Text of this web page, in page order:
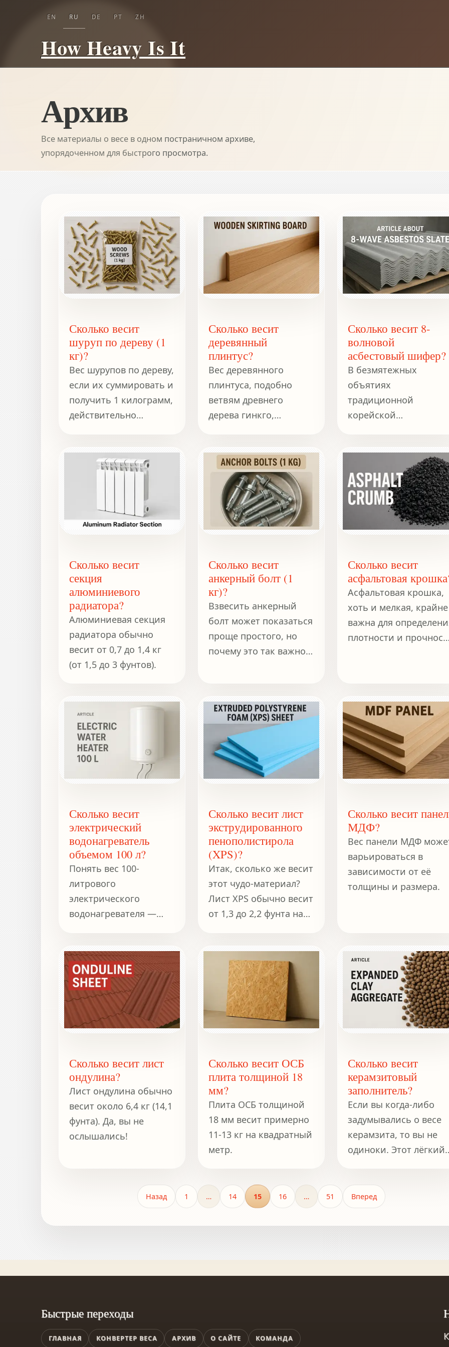
How Heavy Is It
EN RU DE PT ZH
Архив
Все материалы о весе в одном постраничном архиве,
упорядоченном для быстрого просмотра.
Сколько весит
шуруп по дереву (1
кг)?
Вес шурупов по дереву,
если их суммировать и
получить 1 килограмм,
действительно
Сколько весит
деревянный
плинтус?
Вес деревянного
плинтуса, подобно
ветвям древнего
дерева гинкго,
породы древесины, её
плотности и размеров.
Сколько весит 8-
волновой
асбестовый шифер?
В безмятежных
объятиях
традиционной
корейской
конструкции превыше
всего, искусство
кровли хранит
историю, древнюю
само время.
Сколько весит
секция
алюминиевого
радиатора?
Алюминиевая секция
радиатора обычно
весит от 0,7 до 1,4 кг
(от 1,5 до 3 фунтов).
Сколько весит
анкерный болт (1
кг)?
Взвесить анкерный
болт может показаться
проще простого, но
почему это так важно?
Сколько весит
асфальтовая
Асфальтовая крошка,
хоть и мелкая, крайне
важна для
плотности и
тривиальным
занятием, но это
точная наука.
Сколько весит
электрический
водонагреватель
объемом 100 л?
Понять вес 100-
литрового
электрического
водонагревателя —
планирования
логистики установки
или замены.
Сколько весит лист
экструдированного
пенополистирола
(XPS)?
Итак, сколько же весит
этот чудо-материал?
Лист XPS обычно весит
от 1,3 до 2,2 фунта на
на кубический метр).
Сколько весит
МДФ?
Вес панели МДФ
варьироваться в
зависимости от её
толщины и размера.
Сколько весит лист
ондулина?
Лист ондулина обычно
весит около 6,4 кг (14,1
фунта). Да, вы не
ослышались!
Сколько весит ОСБ
плита толщиной 18
мм?
Плита ОСБ толщиной
18 мм весит примерно
11-13 кг на квадратный
метр.
Сколько весит
керамзитовый
заполнитель?
Если вы когда-либо
задумывались о весе
керамзита, то вы не
одиноки. Этот лёгкий,
как строителей, так и
садоводов.
Назад 1 … 14 15 16 … 51 Вперед
Быстрые переходы
ГЛАВНАЯ КОНВЕРТЕР ВЕСА АРХИВ О САЙТЕ КОМАНДА